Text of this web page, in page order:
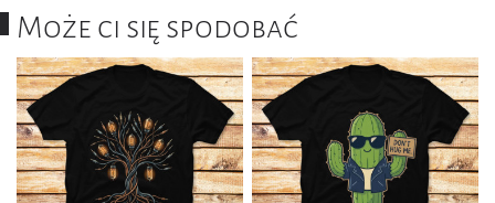
Może ci się spodobać